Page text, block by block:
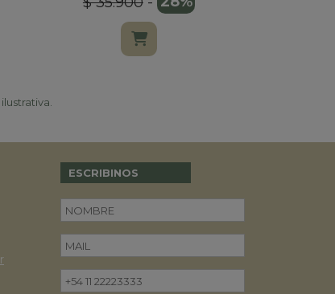
ESCRIBINOS